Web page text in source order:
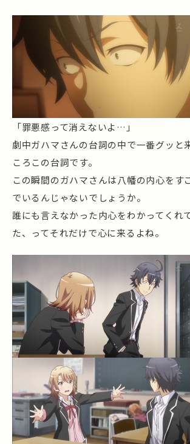
「罪悪感って消えないよ…」
劇中ガハマさんの台詞の中で一番グッと
ころこの台詞です。
この瞬間のガハマさんは八幡の内心をす
でいるんじゃないでしょうか。
誰にも言えなかった内心をわかってくれ
た、ってそれだけで心に来るよね。